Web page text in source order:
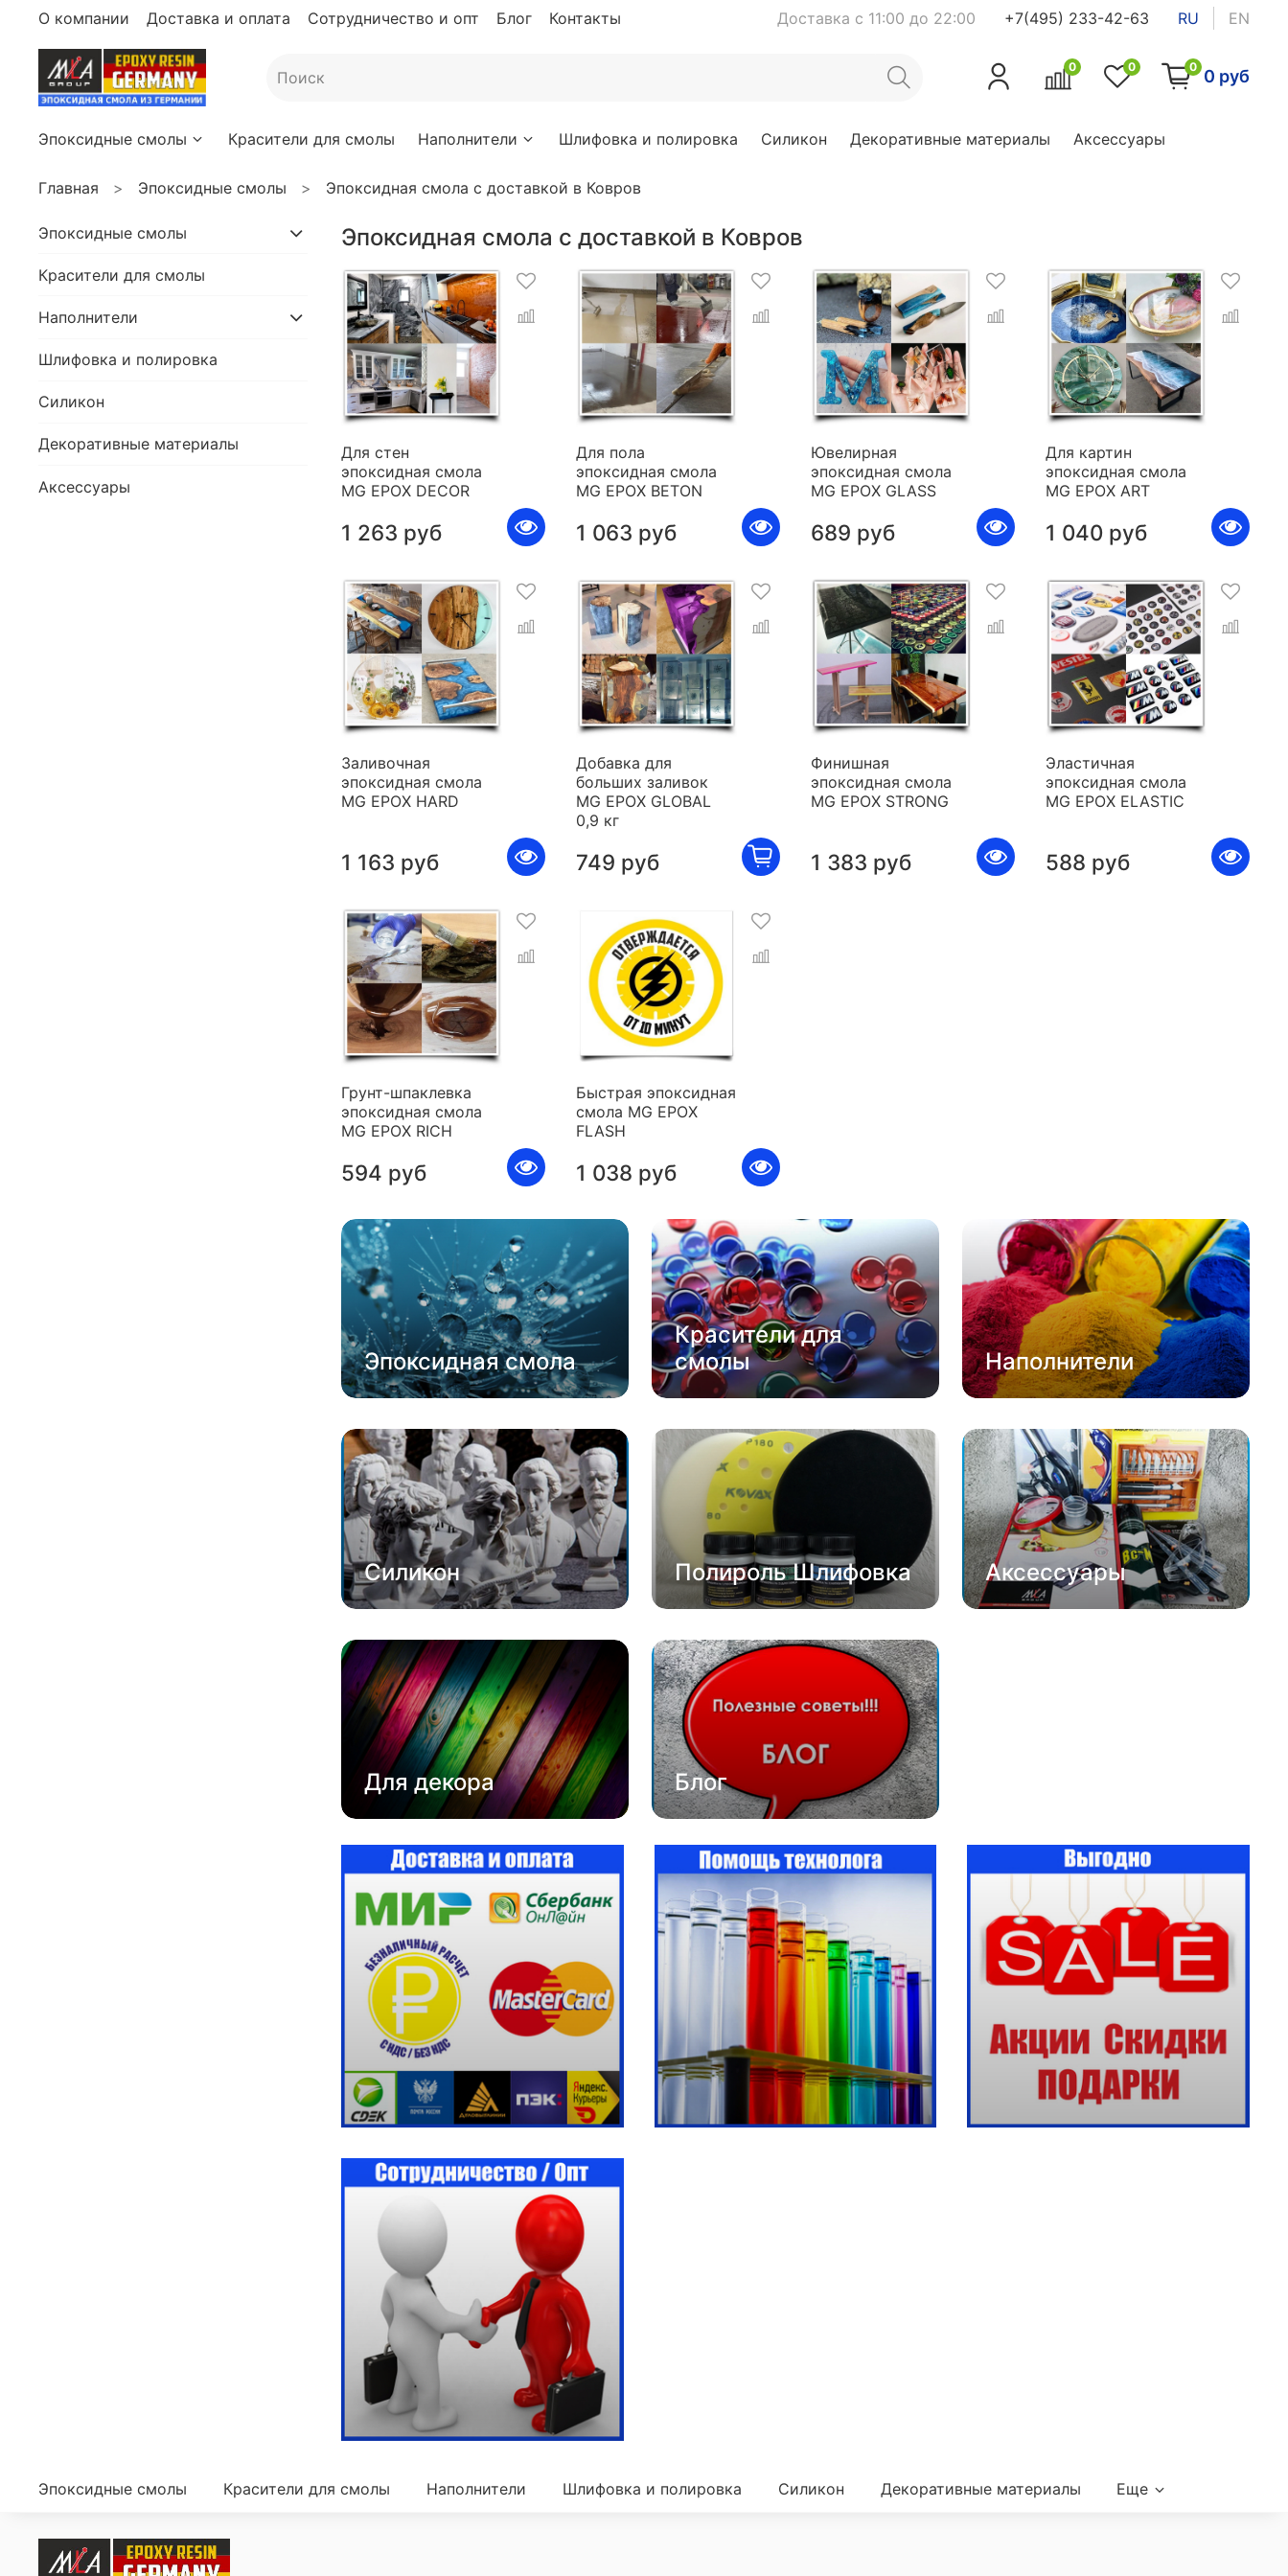
О компании Доставка и оплата Сотрудничество и опт Блог Контакты Доставка с 11:00 до 22:00 +7(495) 233-42-63 RU EN
0 0 0 0 руб
Эпоксидные смолы Красители для смолы Наполнители Шлифовка и полировка Силикон Декоративные материалы Аксессуары
Главная Эпоксидные смолы Эпоксидная смола с доставкой в Ковров
Эпоксидная смола с доставкой в Ковров
Для стен
эпоксидная смола
MG EPOX DECOR
1 263 руб
Для пола
эпоксидная смола
MG EPOX BETON
1 063 руб
Ювелирная
эпоксидная смола
MG EPOX GLASS
689 руб
Для картин
эпоксидная смола
MG EPOX ART
1 040 руб
Заливочная
эпоксидная смола
MG EPOX HARD
1 163 руб
Добавка для
больших заливок
MG EPOX GLOBAL
0,9 кг
749 руб
Финишная
эпоксидная смола
MG EPOX STRONG
1 383 руб
Эластичная
эпоксидная смола
MG EPOX ELASTIC
588 руб
Грунт-шпаклевка
эпоксидная смола
MG EPOX RICH
594 руб
Быстрая эпоксидная
смола MG EPOX
FLASH
1 038 руб
Эпоксидная смола
Красители для
смолы
Наполнители
Силикон Полироль Шлифовка Аксессуары
Для декора Блог
Эпоксидные смолы
Красители для смолы
Наполнители
Шлифовка и полировка
Силикон
Декоративные материалы
Аксессуары
Эпоксидные смолы Красители для смолы Наполнители Шлифовка и полировка Силикон Декоративные материалы Еще